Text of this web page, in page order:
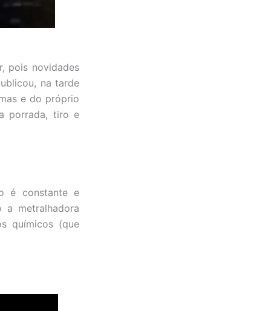
pois novidades
na tarde
e do próprio
porrada, tiro e
é constante e
metralhadora
químicos (que